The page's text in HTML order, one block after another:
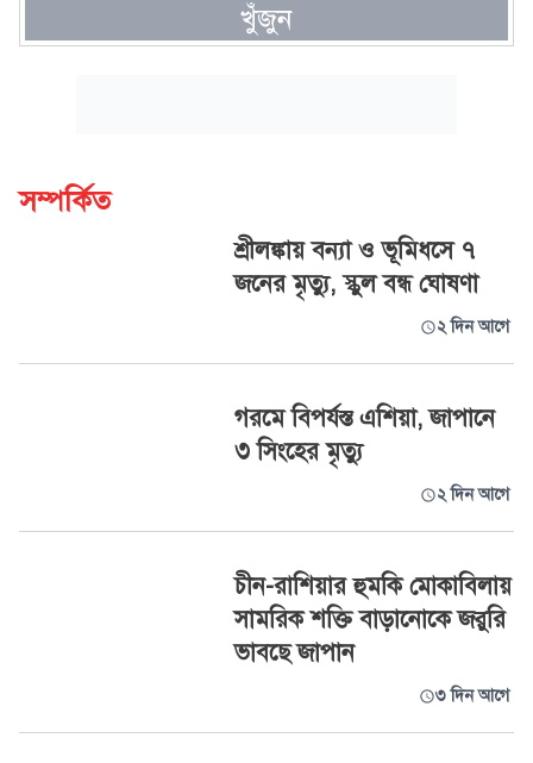
খুঁজুন
সম্পর্কিত
শ্রীলঙ্কায় বন্যা ও ভূমিধসে ৭
জনের মৃত্যু, স্কুল বন্ধ ঘোষণা
২ দিন আগে
গরমে বিপর্যস্ত এশিয়া, জাপানে
৩ সিংহের মৃত্যু
২ দিন আগে
চীন-রাশিয়ার হুমকি মোকাবিলায়
সামরিক শক্তি বাড়ানোকে জরুরি
ভাবছে জাপান
৩ দিন আগে